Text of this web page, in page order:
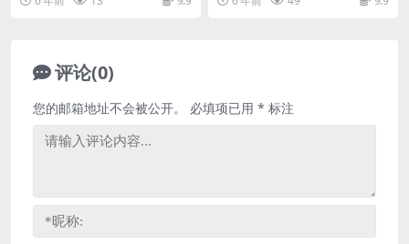
评论(0)
您的邮箱地址不会被公开。 必填项已用 * 标注